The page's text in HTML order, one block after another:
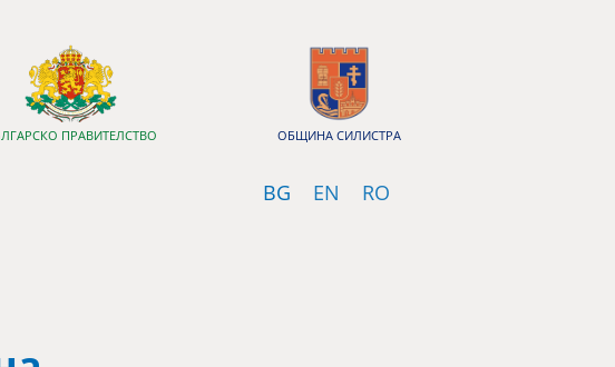
ПРАВИТЕЛСТВО ОБЩИНА СИЛИСТРА
BG Bulgarian
EN English
RO